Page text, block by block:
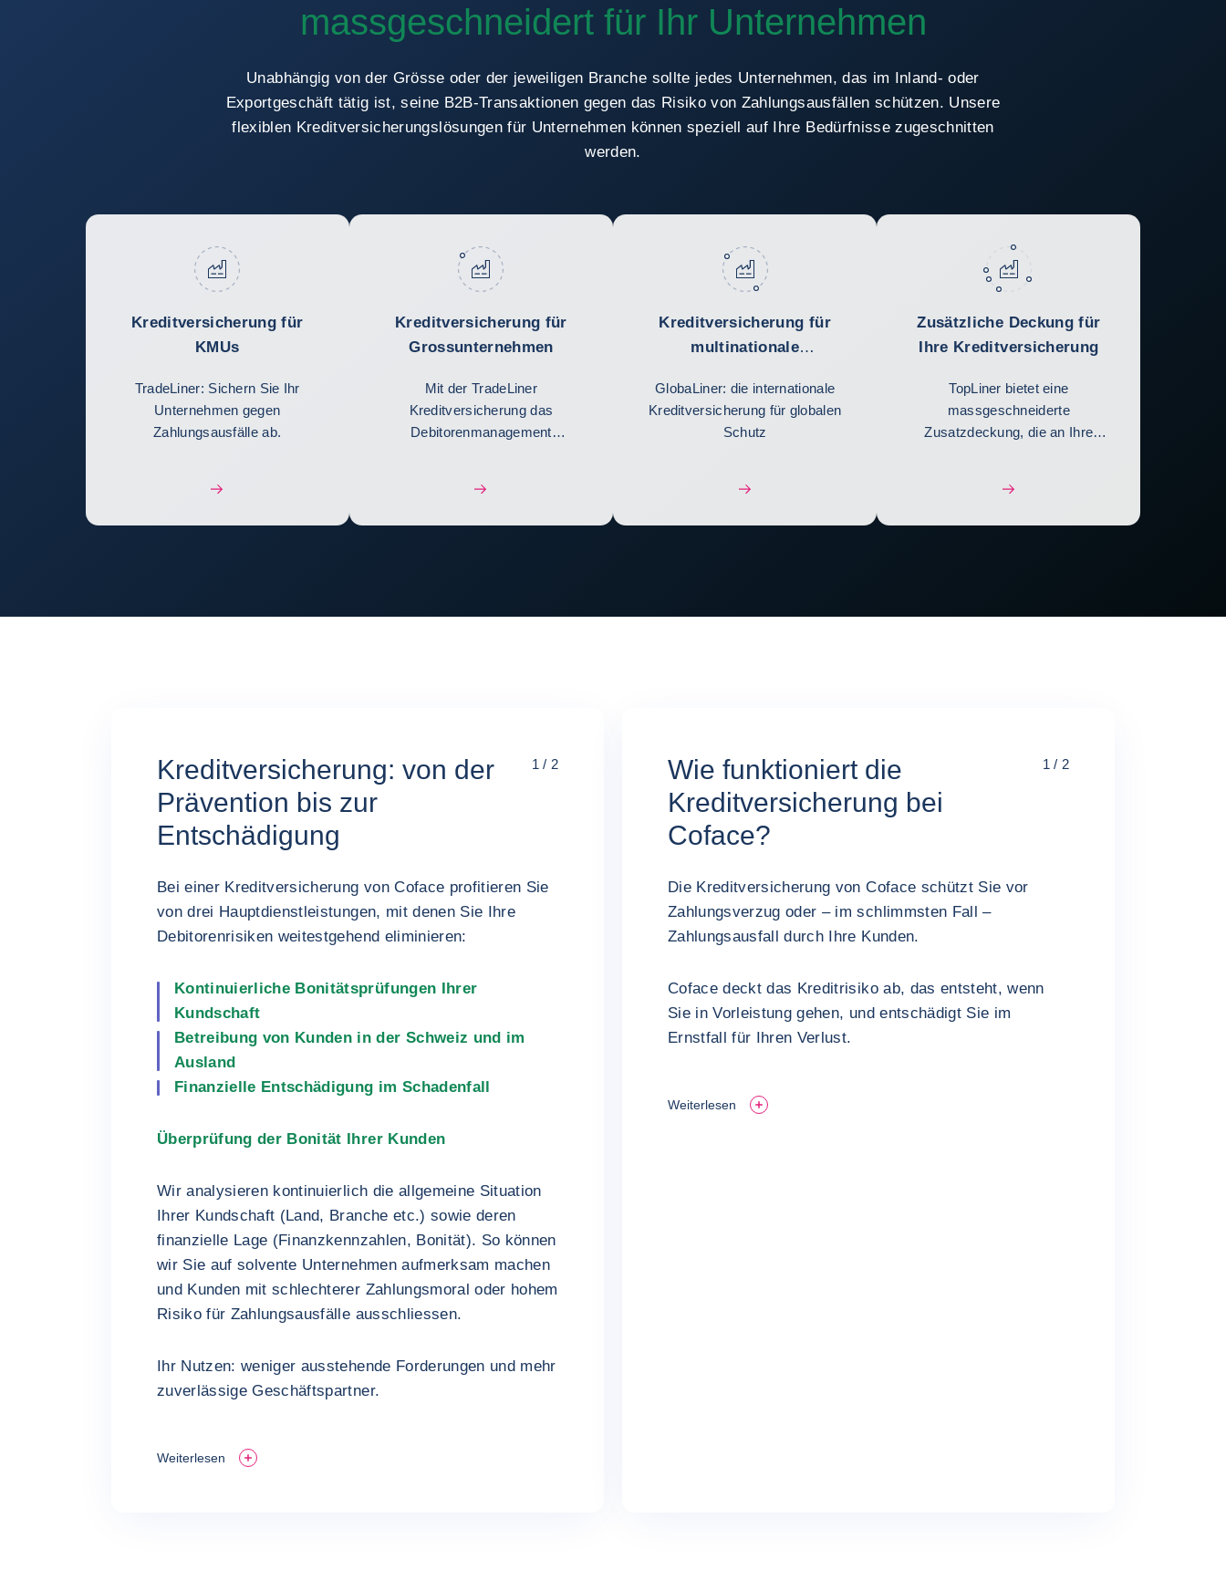
massgeschneidert für Ihr Unternehmen
Unabhängig von der Grösse oder der jeweiligen Branche sollte jedes Unternehmen, das im Inland- oder
Exportgeschäft tätig ist, seine B2B-Transaktionen gegen das Risiko von Zahlungsausfällen schützen. Unsere
flexiblen Kreditversicherungslösungen für Unternehmen können speziell auf Ihre Bedürfnisse zugeschnitten
werden.
Kreditversicherung für
KMUs
TradeLiner: Sichern Sie Ihr
Unternehmen gegen
Zahlungsausfälle ab.
Kreditversicherung für
Grossunternehmen
Mit der TradeLiner
Kreditversicherung das
Debitorenmanagement
Kreditversicherung für
multinationale
GlobaLiner: die internationale
Kreditversicherung für globalen
Schutz
Zusätzliche Deckung für
Ihre Kreditversicherung
TopLiner bietet eine
massgeschneiderte
Zusatzdeckung, die an Ihre
Kreditversicherung: von der
Prävention bis zur
Entschädigung
1 / 2
Bei einer Kreditversicherung von Coface profitieren Sie
von drei Hauptdienstleistungen, mit denen Sie Ihre
Debitorenrisiken weitestgehend eliminieren:
Kontinuierliche Bonitätsprüfungen Ihrer
Kundschaft
Betreibung von Kunden in der Schweiz und im
Ausland
Finanzielle Entschädigung im Schadenfall
Überprüfung der Bonität Ihrer Kunden
Wir analysieren kontinuierlich die allgemeine Situation
Ihrer Kundschaft (Land, Branche etc.) sowie deren
finanzielle Lage (Finanzkennzahlen, Bonität). So können
wir Sie auf solvente Unternehmen aufmerksam machen
und Kunden mit schlechterer Zahlungsmoral oder hohem
Risiko für Zahlungsausfälle ausschliessen.
Ihr Nutzen: weniger ausstehende Forderungen und mehr
zuverlässige Geschäftspartner.
Weiterlesen
Wie funktioniert die
Kreditversicherung bei
Coface?
1 / 2
Die Kreditversicherung von Coface schützt Sie vor
Zahlungsverzug oder – im schlimmsten Fall –
Zahlungsausfall durch Ihre Kunden.
Coface deckt das Kreditrisiko ab, das entsteht, wenn
Sie in Vorleistung gehen, und entschädigt Sie im
Ernstfall für Ihren Verlust.
Weiterlesen